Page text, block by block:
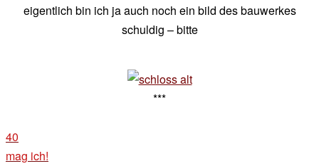
eigentlich bin ich ja auch noch ein bild des bauwerkes
schuldig – bitte
***
40
mag ich!